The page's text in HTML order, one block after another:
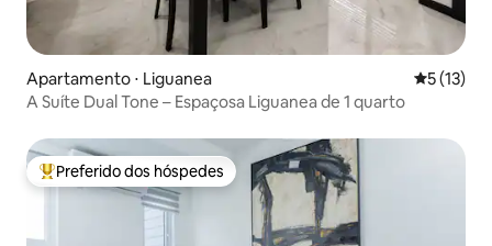
Apartamento ⋅ Liguanea 5 de uma
5 (13)
A Suíte Dual Tone – Espaçosa Liguanea de 1 quarto
Entre os melhores preferidos dos hóspedes
Preferido dos hóspedes